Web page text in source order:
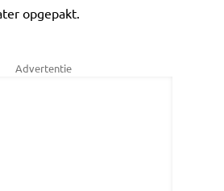
opgepakt.
Advertentie